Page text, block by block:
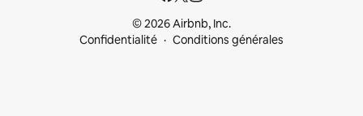
© 2026 Airbnb, Inc.
Confidentialité
Conditions générales